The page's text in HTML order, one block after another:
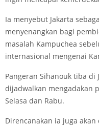
Ia menyebut Jakarta
menyenangkan bagi
masalah Kampuchea
internasional mengenai
Pangeran Sihanouk tiba di
dijadwalkan mengadakan
Selasa dan Rabu.
Direncanakan ia juga